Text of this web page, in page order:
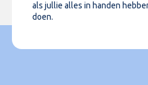
als jullie alles in handen
doen.